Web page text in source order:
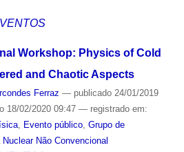
Workshop: Physics of Cold
and Chaotic Aspects
Ferraz — publicado24/01/2019
18/02/2020 09:47 — registrado em:
, Evento público, Grupo de
Não Convencional